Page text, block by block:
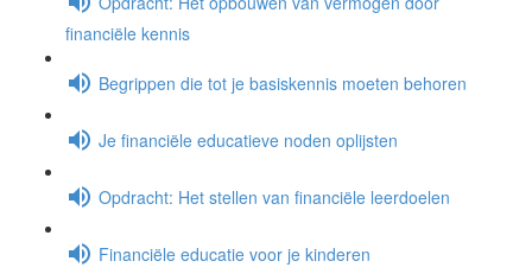
financiële kennis
Begrippen die tot je basiskennis moeten behoren
Je financiële educatieve noden oplijsten
Opdracht: Het stellen van financiële leerdoelen
Financiële educatie voor je kinderen